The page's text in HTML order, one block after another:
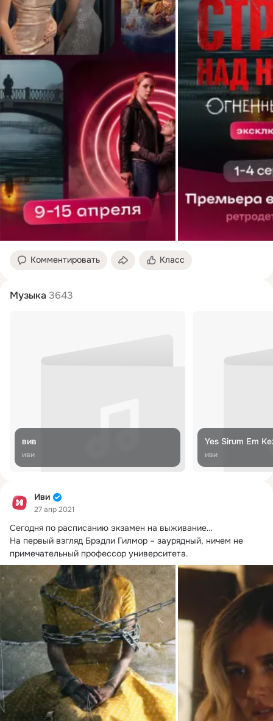
Комментировать Класс
Музыка 3643
вив
иви
Yes Sirum Em
иви
Иви
27 апр 2021
Сегодня по расписанию экзамен на выживание…
На первый взгляд Брэдли Гилмор – заурядный, ничем не
примечательный профессор университета.